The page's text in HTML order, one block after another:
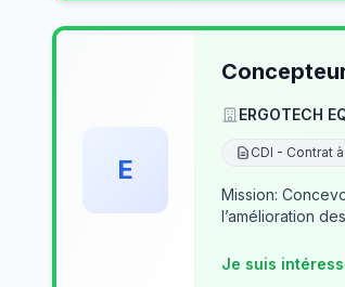
E
ERGOTECH
CDI - Contrat
Mission:
l’amélioration
Je suis